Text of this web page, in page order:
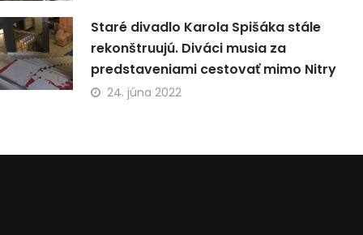
Staré divadlo Karola Spišáka stále
rekonštruujú. Diváci musia za
predstaveniami cestovať mimo Nitry
24. júna 2022